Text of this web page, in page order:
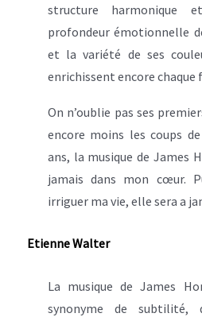
structure harmonique
profondeur émotionnelle
et la variété de ses
enrichissent encore chaque
On n’oublie pas ses
encore moins les coups
ans, la musique de James
jamais dans mon cœur.
irriguer ma vie, elle sera a
Etienne Walter
La musique de James
synonyme de